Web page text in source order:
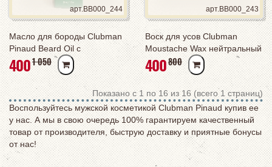
арт.BB000_244
Масло для бороды Clubman
Pinaud Beard Oil с
добавлением арганы,
макадамии, моринги и
витамина Е
400РУБ
1 050РУБ
арт.BB000_243
Воск для усов Clubman
Moustache Wax нейтральный
или затемняющий: черный,
коричневый, каштановый
400РУБ
800РУБ
Показано с 1 по 16 из 16 (всего 1 страниц)
Воспользуйтесь мужской косметикой Clubman Pinaud купив ее
у нас. А мы в свою очередь 100% гарантируем качественный
товар от производителя, быструю доставку и приятные бонусы
от нас!